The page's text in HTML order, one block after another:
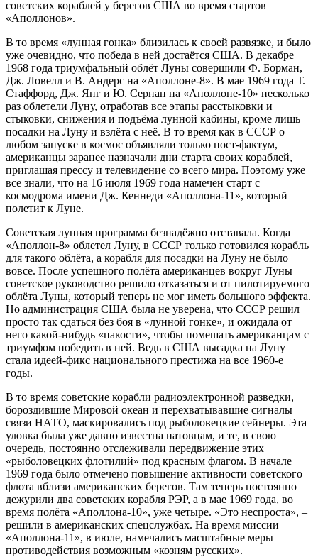
советских кораблей у берегов США во время стартов
«Аполлонов».
В то время «лунная гонка» близилась к своей развязке, и было
уже очевидно, что победа в ней достаётся США. В декабре
1968 года триумфальный облёт Луны совершили Ф. Борман,
Дж. Ловелл и В. Андерс на «Аполлоне-8». В мае 1969 года Т.
Стаффорд, Дж. Янг и Ю. Сернан на «Аполлоне-10» несколько
раз облетели Луну, отработав все этапы расстыковки и
стыковки, снижения и подъёма лунной кабины, кроме лишь
посадки на Луну и взлёта с неё. В то время как в СССР о
любом запуске в космос объявляли только пост-фактум,
американцы заранее назначали дни старта своих кораблей,
приглашая прессу и телевидение со всего мира. Поэтому уже
все знали, что на 16 июля 1969 года намечен старт с
космодрома имени Дж. Кеннеди «Аполлона-11», который
полетит к Луне.
Советская лунная программа безнадёжно отставала. Когда
«Аполлон-8» облетел Луну, в СССР только готовился корабль
для такого облёта, а корабля для посадки на Луну не было
вовсе. После успешного полёта американцев вокруг Луны
советское руководство решило отказаться и от пилотируемого
облёта Луны, который теперь не мог иметь большого эффекта.
Но администрация США была не уверена, что СССР решил
просто так сдаться без боя в «лунной гонке», и ожидала от
него какой-нибудь «пакости», чтобы помешать американцам с
триумфом победить в ней. Ведь в США высадка на Луну
стала идеей-фикс национального престижа на все 1960-е
годы.
В то время советские корабли радиоэлектронной разведки,
бороздившие Мировой океан и перехватывавшие сигналы
связи НАТО, маскировались под рыболовецкие сейнеры. Эта
уловка была уже давно известна натовцам, и те, в свою
очередь, постоянно отслеживали передвижение этих
«рыболовецких флотилий» под красным флагом. В начале
1969 года было отмечено повышение активности советского
флота вблизи американских берегов. Там теперь постоянно
дежурили два советских корабля РЭР, а в мае 1969 года, во
время полёта «Аполлона-10», уже четыре. «Это неспроста», –
решили в американских спецслужбах. На время миссии
«Аполлона-11», в июле, намечались масштабные меры
противодействия возможным «козням русских».